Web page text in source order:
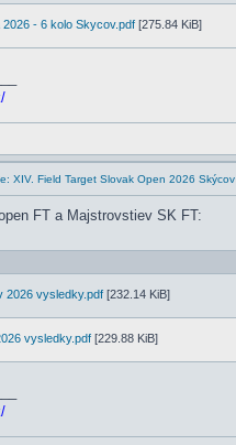
- 6 kolo Skycov.pdf [275.84 KiB]
XIV. Field Target Slovak Open 2026 Skýcov
FT a Majstrovstiev SK FT:
2026 vysledky.pdf [232.14 KiB]
vysledky.pdf [229.88 KiB]